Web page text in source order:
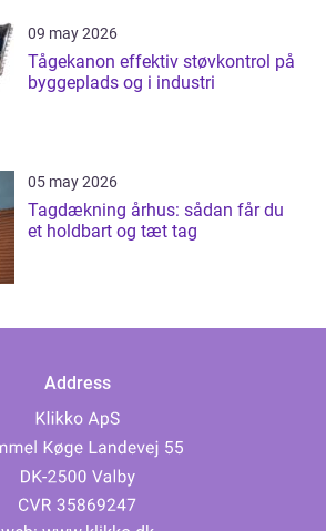
09 may 2026
Tågekanon effektiv støvkontrol på
byggeplads og i industri
05 may 2026
Tagdækning århus: sådan får du
et holdbart og tæt tag
Address